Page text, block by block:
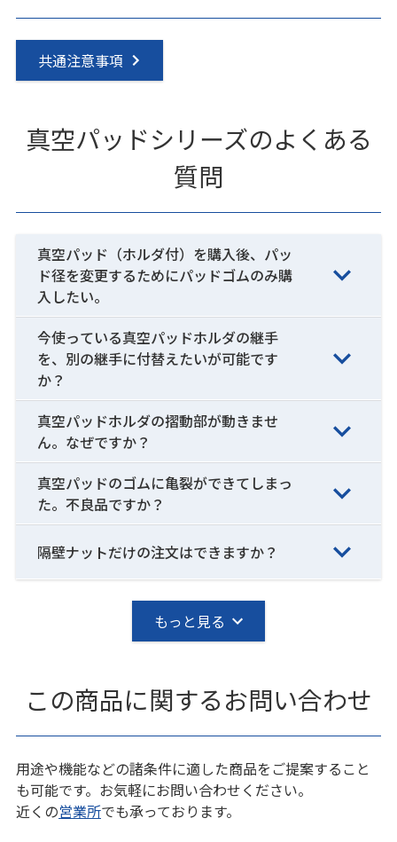
共通注意事項
真空パッドシリーズのよくある
質問
真空パッド（ホルダ付）を購入後、パッ
ド径を変更するためにパッドゴムのみ購
入したい。
今使っている真空パッドホルダの継手
を、別の継手に付替えたいが可能です
か？
真空パッドホルダの摺動部が動きませ
ん。なぜですか？
真空パッドのゴムに亀裂ができてしまっ
た。不良品ですか？
隔壁ナットだけの注文はできますか？
もっと見る
この商品に関するお問い合わせ
用途や機能などの諸条件に適した商品をご提案すること
も可能です。お気軽にお問い合わせください。
近くの営業所でも承っております。